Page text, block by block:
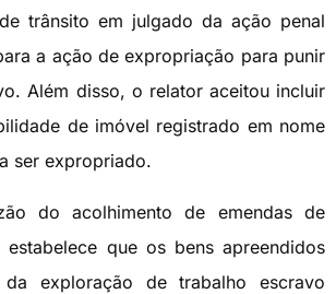
trânsito em julgado da ação penal
a ação de expropriação para punir
Além disso, o relator aceitou incluir
de imóvel registrado em nome
ser expropriado.
do acolhimento de emendas de
que os bens apreendidos
exploração de trabalho escravo